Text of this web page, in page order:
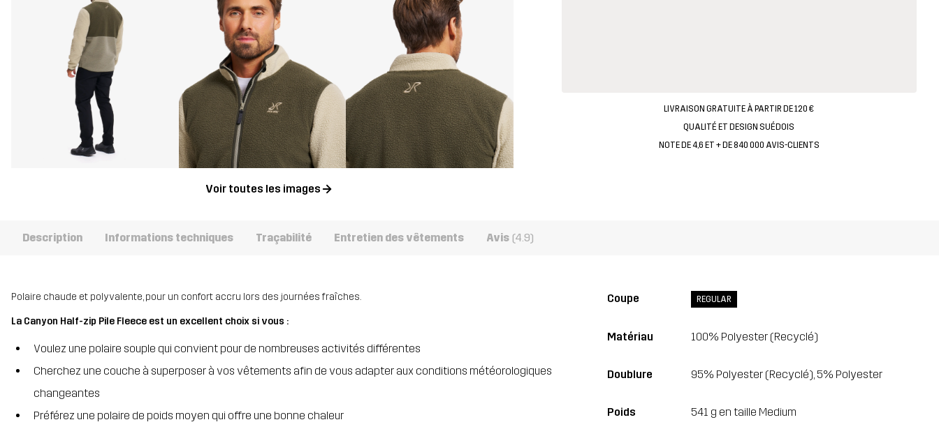
Voir toutes les images
LIVRAISON GRATUITE À PARTIR DE 120 €
QUALITÉ ET DESIGN SUÉDOIS
NOTE DE 4,6 ET + DE 840 000 AVIS-CLIENTS
Description Informations techniques Traçabilité Entretien des vêtements Avis (4.9)
Polaire chaude et polyvalente, pour un confort accru lors des journées fraîches.
La Canyon Half-zip Pile Fleece est un excellent choix si vous :
Voulez une polaire souple qui convient pour de nombreuses activités différentes
Cherchez une couche à superposer à vos vêtements afin de vous adapter aux conditions météorologiques
changeantes
Préférez une polaire de poids moyen qui offre une bonne chaleur
Coupe REGULAR
Matériau 100% Polyester (Recyclé)
Doublure 95% Polyester (Recyclé), 5% Polyester
Poids 541 g en taille Medium